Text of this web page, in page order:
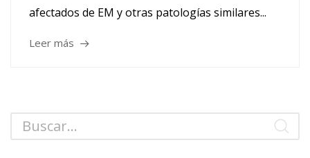
afectados de EM y otras patologías similares...
Leer más